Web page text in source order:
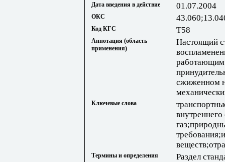
Дата введения в действие 01.07.2004
ОКС
Код КГС Т58
Аннотация (область
применения)
Настоящий
работающим
сжиженном
Ключевые слова
Термины и определения Раздел